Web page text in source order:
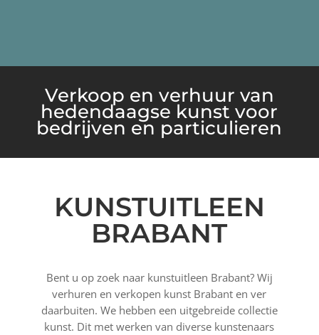
Verkoop en verhuur van
hedendaagse kunst voor
bedrijven en particulieren
KUNSTUITLEEN
BRABANT
Bent u op zoek naar kunstuitleen Brabant? Wij
verhuren en verkopen kunst Brabant en ver
daarbuiten. We hebben een uitgebreide collectie
kunst. Dit met werken van diverse kunstenaars